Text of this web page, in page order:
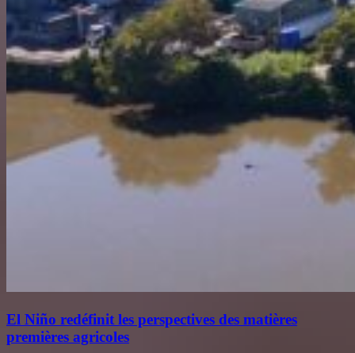
El Niño redéfinit les perspectives des matières
premières agricoles